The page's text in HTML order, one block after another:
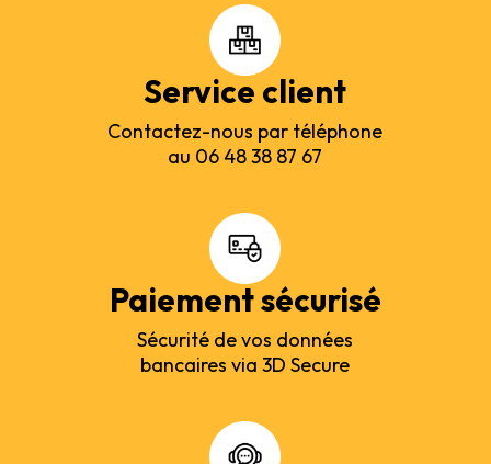
Service client
Contactez-nous par téléphone
au 06 48 38 87 67
Paiement sécurisé
Sécurité de vos données
bancaires via 3D Secure